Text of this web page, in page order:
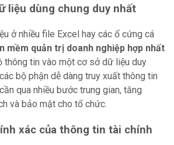
liệu dùng chung duy nhất
ở nhiều file Excel hay các ổ cứng cá
mềm quản trị doanh nghiệp hợp nhất
thông tin vào một cơ sở dữ liệu duy
bộ phận dễ dàng truy xuất thông tin
qua nhiều bước trung gian, tăng
và bảo mật cho tổ chức.
xác của thông tin tài chính